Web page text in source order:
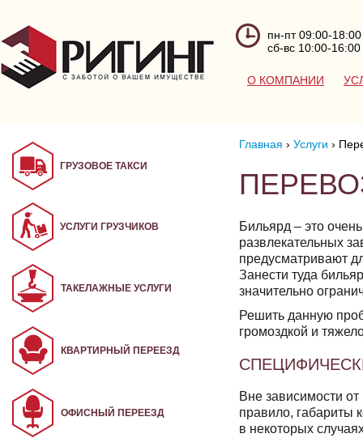
пн-пт 09:00-18:00
сб-вс 10:00-16:00
О КОМПАНИИ
Главная › Услуги ›
Бильярд – это
развлекательных
предусматривают
Занести туда
значительно
Решить данную
громоздкой и
Вне зависимости
правило, габариты
в некоторых
ГРУЗОВОЕ ТАКСИ
УСЛУГИ ГРУЗЧИКОВ
ТАКЕЛАЖНЫЕ УСЛУГИ
КВАРТИРНЫЙ ПЕРЕЕЗД
ОФИСНЫЙ ПЕРЕЕЗД